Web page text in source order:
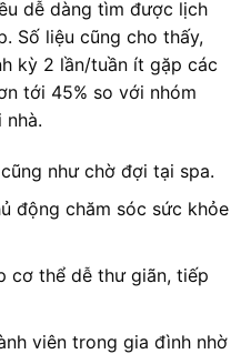
dễ dàng tìm được lịch
Số liệu cũng cho thấy,
kỳ 2 lần/tuần ít gặp các
tới 45% so với nhóm
nhà.
như chờ đợi tại spa.
động chăm sóc sức khỏe
cơ thể dễ thư giãn, tiếp
viên trong gia đình nhờ